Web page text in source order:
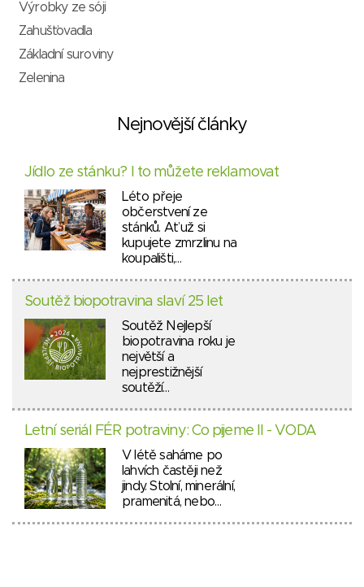
Výrobky ze sóji
Zahušťovadla
Základní suroviny
Zelenina
Nejnovější články
Jídlo ze stánku? I to můžete reklamovat
Léto přeje
občerstvení ze
stánků. Ať už si
kupujete zmrzlinu na
koupališti,…
Soutěž biopotravina slaví 25 let
Soutěž Nejlepší
biopotravina roku je
největší a
nejprestižnější
soutěží…
Letní seriál FÉR potraviny: Co pijeme II - VODA
V létě saháme po
lahvích častěji než
jindy. Stolní, minerální,
pramenitá, nebo…